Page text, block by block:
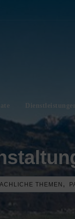
THEMEN ,